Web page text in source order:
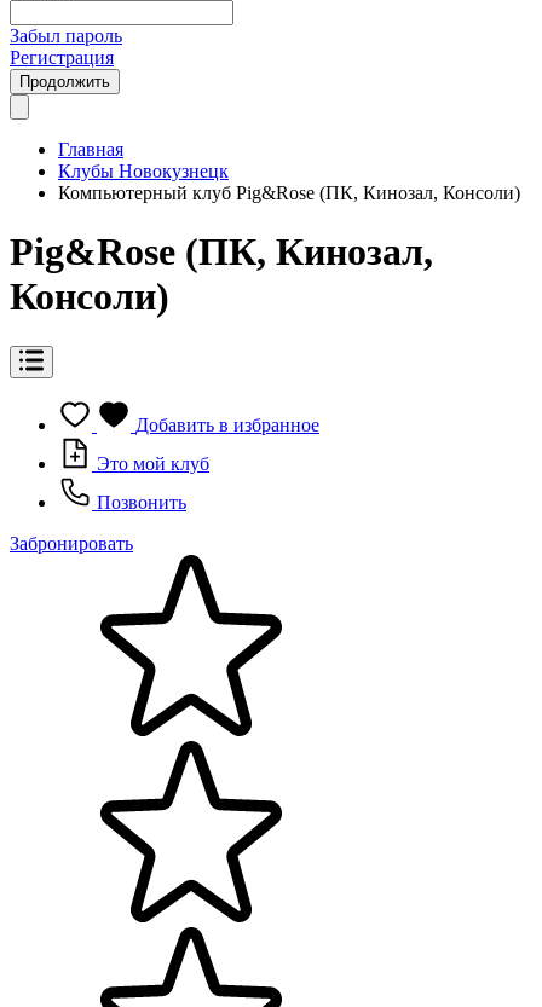
Забыл пароль
Регистрация
Продолжить
Главная
Клубы Новокузнецк
Компьютерный клуб Pig&Rose (ПК, Кинозал, Консоли)
Pig&Rose (ПК, Кинозал,
Консоли)
Добавить в избранное
Это мой клуб
Позвонить
Забронировать